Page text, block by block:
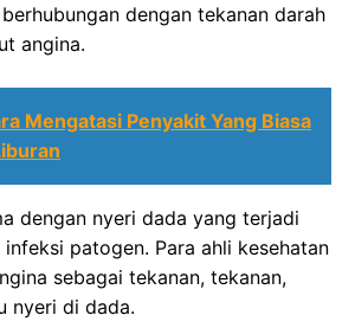
dengan tekanan darah
angina.
Mengatasi Penyakit Yang Biasa
dengan nyeri dada yang terjadi
patogen. Para ahli kesehatan
sebagai tekanan, tekanan,
nyeri di dada.